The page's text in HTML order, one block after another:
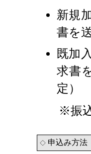
新規
書を
既加
求書
定）
※振
◇申込み方法